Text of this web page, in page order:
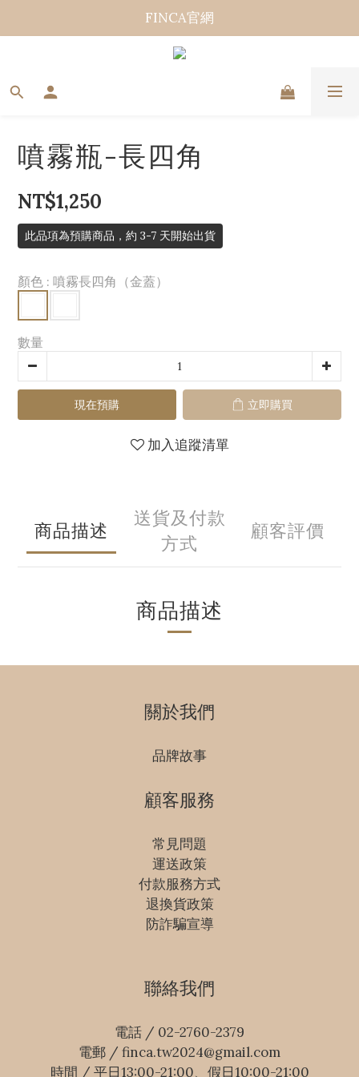
FINCA官網
噴霧瓶-長四角
NT$1,250
此品項為預購商品，約 3-7 天開始出貨
顏色 : 噴霧長四角（金蓋）
數量
現在預購 立即購買
加入追蹤清單
商品描述
送貨及付款
方式
顧客評價
商品描述
關於我們
品牌故事
顧客服務
常見問題
運送政策
付款服務方式
退換貨政策
防詐騙宣導
聯絡我們
電話 / 02-2760-2379
電郵 / finca.tw2024@gmail.com
時間 / 平日13:00-21:00、假日10:00-21:00